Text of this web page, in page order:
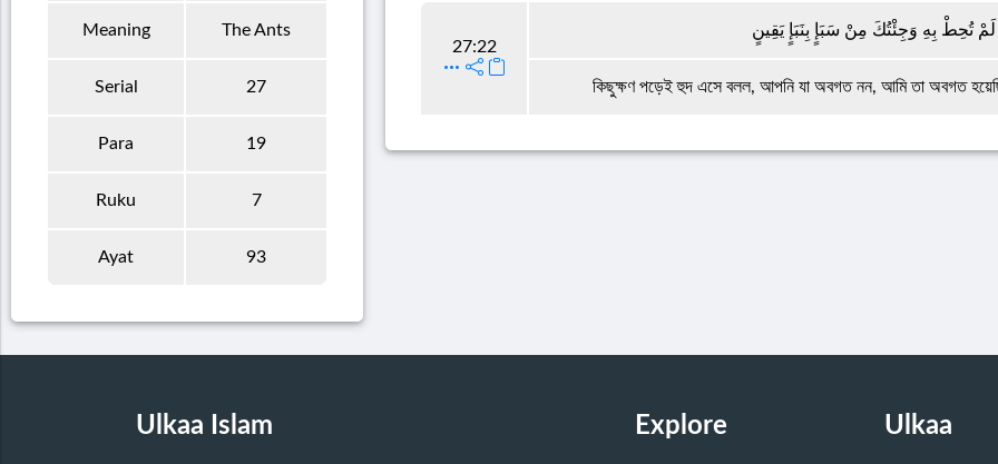
Meaning The Ants
Serial 27
Para 19
Ruku 7
Ayat 93
27:22
تُحِطْ بِهِ وَجِئْتُكَ مِنْ سَبَإٍ بِنَبَإٍ يَقِينٍ
কিছুক্ষণ পড়েই হুদ এসে বলল, আপনি যা অবগত নন, আমি তা অবগত
Ulkaa Islam Explore Ulkaa